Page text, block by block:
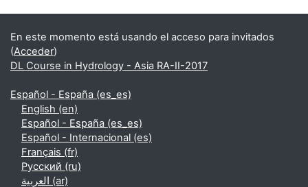
Bloques suplementarios
En este momento está usando el acceso para invitados
(Acceder)
DL Course in Hydrology - Asia RA-II-2017
Español - España ‎(es_es)‎
English ‎(en)‎
Español - España ‎(es_es)‎
Español - Internacional ‎(es)‎
Français ‎(fr)‎
Русский ‎(ru)‎
العربية ‎(ar)‎